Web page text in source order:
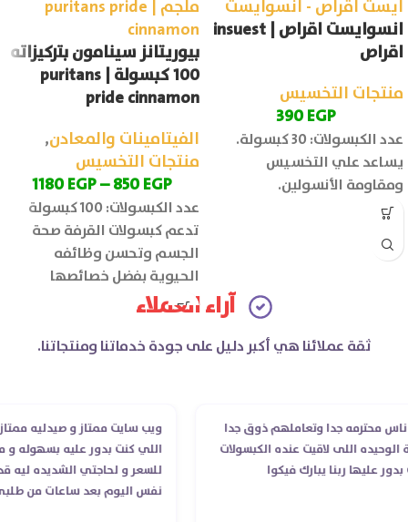
انسوايست اقراص | insuest
اقراص
منتجات التخسيس
390EGP
عدد الكبسولات: 30 كبسولة.
يساعد علي التخسيس
ومقاومة الأنسولين.
بيوريتانز سينامون بتركيزاته
100 كبسولة | puritans
pride cinnamon
الفيتامينات والمعادن,
منتجات التخسيس
850EGP
–
1180EGP
عدد الكبسولات: 100 كبسولة
تدعم كبسولات القرفة صحة
الجسم وتحسن وظائفه
الحيوية بفضل خصائصها
المضادة للأكسدة والمضادة
آراء العملاء
ثقة عملائنا هي أكبر دليل على جودة خدماتنا ومنتجاتنا.
جدا وتعاملهم ذوق جدا
اللى لاقيت عنده الكبسولات
ربنا يبارك فيكوا
ويب سايت ممتاز و صيدليه ممتازه
اللي كنت بدور عليه بسهوله و من
للسعر و لحاجتي الشديده ليه قدر
نفس اليوم بعد ساعات من طلبي و